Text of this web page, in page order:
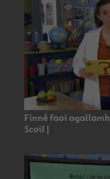
Finné faoi
Scoil |